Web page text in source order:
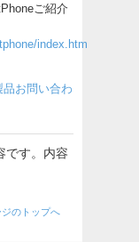
ご紹介
index.htm
品お問い合わ
です。内容
ジのトップへ